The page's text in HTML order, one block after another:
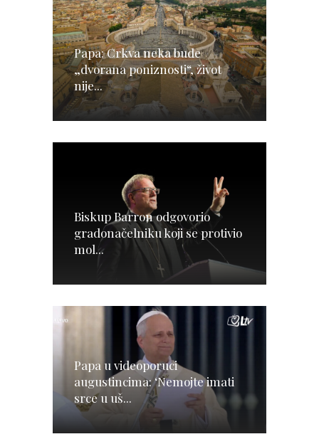
Papa: Crkva neka bude
„dvorana poniznosti“, život
nije...
Biskup Barron odgovorio
gradonačelniku koji se protivio
mol...
Papa u videoporuci
augustincima: ‘Nemojte imati
srce u uš...